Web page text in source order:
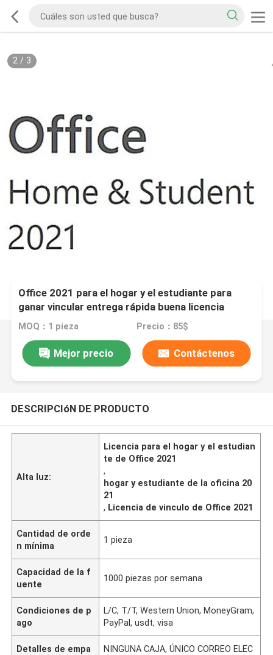
2/ 3
Office 2021 para el hogar y el estudiante para
ganar vincular entrega rápida buena licencia
MOQ：1 pieza Precio：85$
Mejor precio Contáctenos
DESCRIPCIóN DE PRODUCTO
Alta luz:
Licencia para el hogar y el estudian
te de Office 2021
,
hogar y estudiante de la oficina 20
21
, Licencia de vinculo de Office 2021
Cantidad de orde
n mínima
1 pieza
Capacidad de la f
uente
1000 piezas por semana
Condiciones de p
ago
L/C, T/T, Western Union, MoneyGram,
PayPal, usdt, visa
Detalles de empa
NINGUNA CAJA, ÚNICO CORREO ELEC